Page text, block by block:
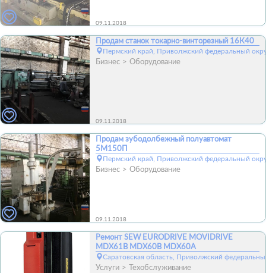
09.11.2018
Продам станок токарно-винторезный 16К40
Пермский край, Приволжский федеральный
Бизнес Оборудование
09.11.2018
Продам зубодолбежный полуавтомат
5М150П
Пермский край, Приволжский федеральный
Бизнес Оборудование
09.11.2018
Ремонт SEW EURODRIVE MOVIDRIVE
MDX61B MDX60B MDX60A
Саратовская область, Приволжский
Услуги Техобслуживание